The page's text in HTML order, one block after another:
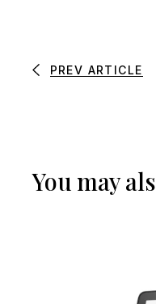
PREV ARTICLE
You may